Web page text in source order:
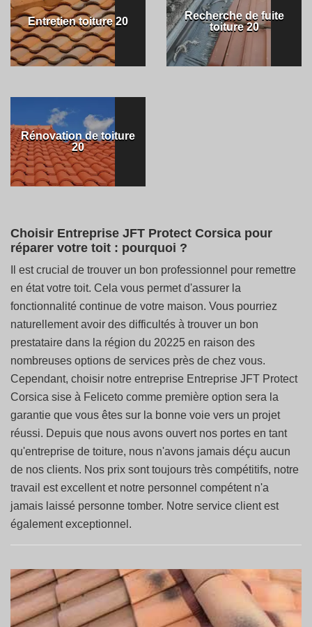
Entretien toiture 20
Recherche de fuite
toiture 20
Rénovation de toiture
20
Choisir Entreprise JFT Protect Corsica pour
réparer votre toit : pourquoi ?
Il est crucial de trouver un bon professionnel pour remettre
en état votre toit. Cela vous permet d'assurer la
fonctionnalité continue de votre maison. Vous pourriez
naturellement avoir des difficultés à trouver un bon
prestataire dans la région du 20225 en raison des
nombreuses options de services près de chez vous.
Cependant, choisir notre entreprise Entreprise JFT Protect
Corsica sise à Feliceto comme première option sera la
garantie que vous êtes sur la bonne voie vers un projet
réussi. Depuis que nous avons ouvert nos portes en tant
qu'entreprise de toiture, nous n'avons jamais déçu aucun
de nos clients. Nos prix sont toujours très compétitifs, notre
travail est excellent et notre personnel compétent n'a
jamais laissé personne tomber. Notre service client est
également exceptionnel.